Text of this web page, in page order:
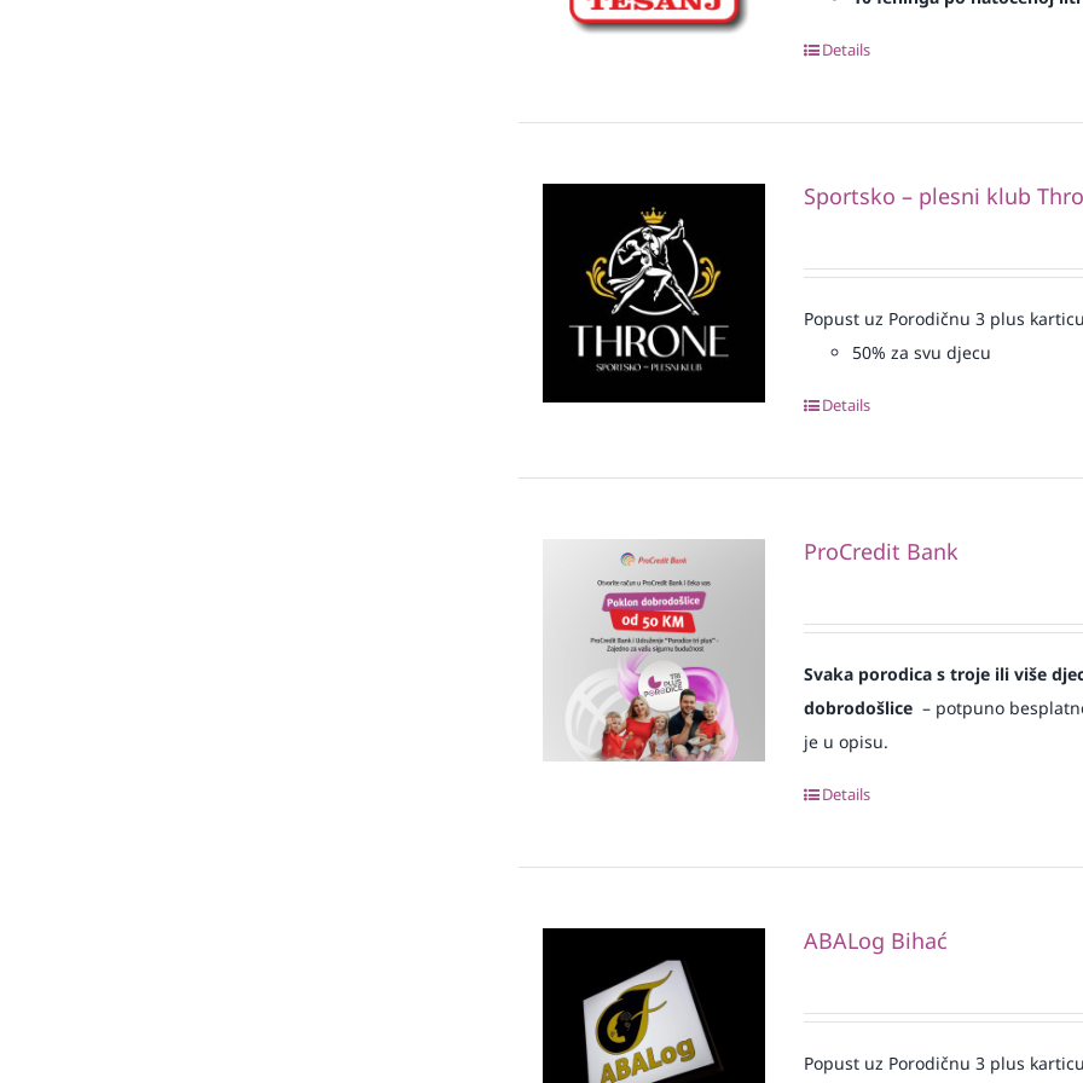
Details
Sportsko – plesni klub
Popust uz Porodičnu 3 plus
50% za svu djecu
Details
ProCredit Bank
Svaka porodica s troje ili više
dobrodošlice– potpuno
je u opisu.
Details
ABALog Bihać
Popust uz Porodičnu 3 plus